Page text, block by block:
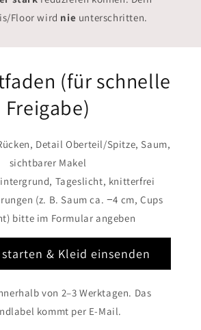
Floor wird nie unterschritten.
(für schnelle
Freigabe)
Detail Oberteil/Spitze, Saum,
sichtbarer Makel
Tageslicht, knitterfrei
(z. B. Saum ca. −4 cm, Cups
bitte im Formular angeben
& Kleid einsenden
von 2–3 Werktagen. Das
kommt per E-Mail.